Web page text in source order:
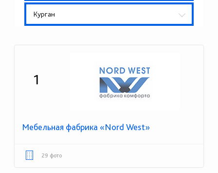
Курган
1
Мебельная фабрика «Nord West»
29 фото